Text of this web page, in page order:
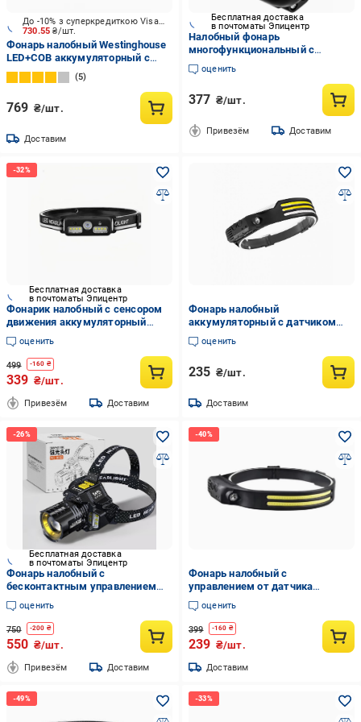
730.55₴/шт.
До -10% з суперкредиткою Visa Вигода
Фонарь налобный Westinghouse
LED+COB аккумуляторный с
сенсором WF218-DB 320 Lm
черный WF218-DB
5
769 ₴/шт.
Доставим
Бесплатная доставка
в почтоматы Эпицентр
Налобный фонарь
многофункциональный с
клипсой-ремешком и двойными
светодиодами (1016-461-00)
оценить
377 ₴/шт.
Привезём Доставим
Бесплатная доставка
в почтоматы Эпицентр
Фонарик налобный с сенсором
движения аккумуляторный
Type-C 4 режима Черный
(XJ5105)
оценить
499 -160 ₴
339 ₴/шт.
Привезём Доставим
Фонарь налобный
аккумуляторный с датчиком
движения и 3 светодиодами
оценить
235 ₴/шт.
Доставим
Бесплатная доставка
в почтоматы Эпицентр
Фонарь налобный с
бесконтактным управлением
сенсором жеста
оценить
750 -200 ₴
550 ₴/шт.
Привезём Доставим
Фонарь налобный с
управлением от датчика
движения
оценить
399 -160 ₴
239 ₴/шт.
Доставим